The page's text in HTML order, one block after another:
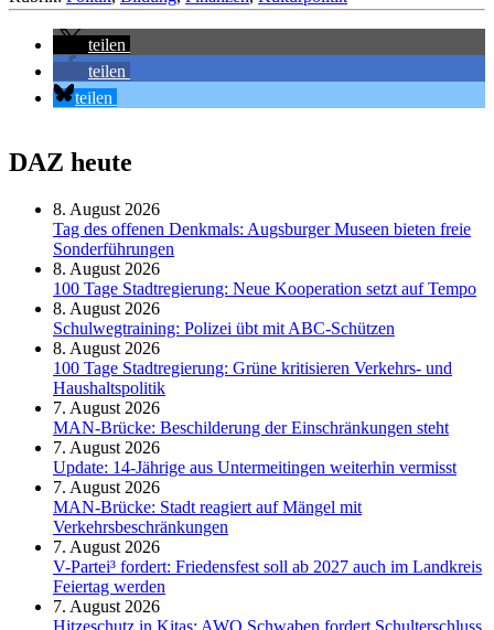
teilen
teilen
teilen
DAZ heute
8. August 2026
Tag des offenen Denkmals: Augsburger Museen bieten freie
Sonderführungen
8. August 2026
100 Tage Stadtregierung: Neue Kooperation setzt auf Tempo
8. August 2026
Schul­weg­trai­ning: Poli­zei übt mit ABC-Schüt­zen
8. August 2026
100 Tage Stadtregierung: Grüne kritisieren Verkehrs- und
Haushaltspolitik
7. August 2026
MAN-Brücke: Beschilderung der Einschränkungen steht
7. August 2026
Update: 14-Jährige aus Untermeitingen weiterhin vermisst
7. August 2026
MAN-Brücke: Stadt reagiert auf Mängel mit
Verkehrsbeschränkungen
7. August 2026
V-Partei­³ fordert: Friedens­fest soll ab 2027 auch im Land­kreis
Feier­tag werden
7. August 2026